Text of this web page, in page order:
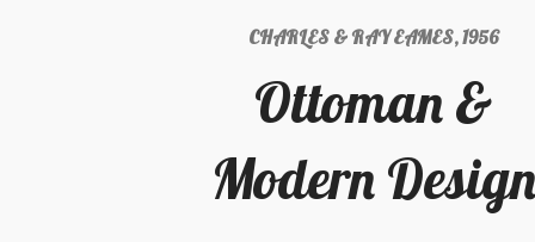
CHARLES & RAY EAMES, 1956
Ottoman &
Modern Design